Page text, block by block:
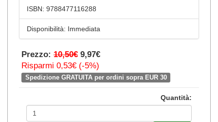
ISBN: 9788477116288
Disponibilità: Immediata
Prezzo: 10,50€ 9,97€
Risparmi 0,53€ (-5%)
Spedizione GRATUITA per ordini sopra EUR 30
Quantità: